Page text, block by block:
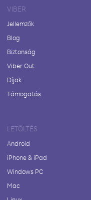
VIBER
Jellemzők
Blog
Biztonság
Viber Out
Díjak
Támogatás
LETÖLTÉS
Android
iPhone & iPad
Windows PC
Mac